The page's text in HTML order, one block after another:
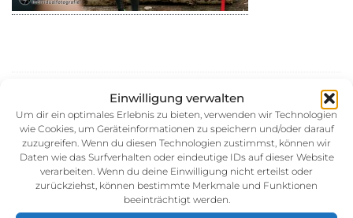
Einwilligung verwalten
Um dir ein optimales Erlebnis zu bieten, verwenden wir Technologien
wie Cookies, um Geräteinformationen zu speichern und/oder darauf
zuzugreifen. Wenn du diesen Technologien zustimmst, können wir
Daten wie das Surfverhalten oder eindeutige IDs auf dieser Website
verarbeiten. Wenn du deine Einwilligung nicht erteilst oder
zurückziehst, können bestimmte Merkmale und Funktionen
beeinträchtigt werden.
30. August 2014
Kategorie: